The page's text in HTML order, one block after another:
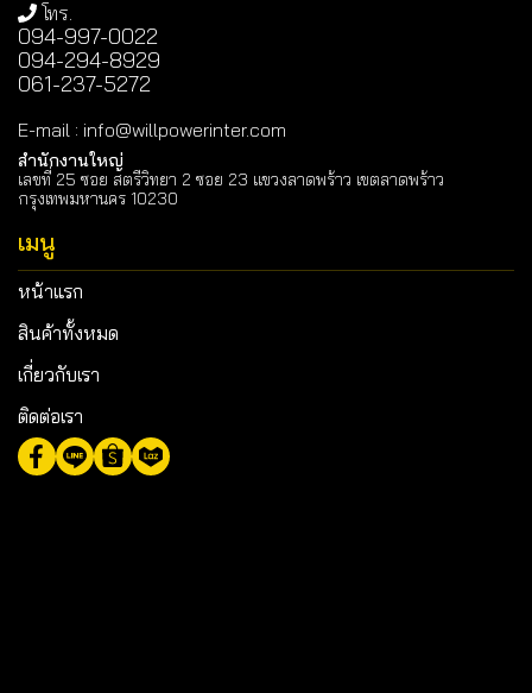
โทร.
094-997-0022
094-294-8929
061-237-5272
E-mail : info@willpowerinter.com
สำนักงานใหญ่
เลขที่ 25 ซอย สตรีวิทยา 2 ซอย 23 แขวงลาดพร้าว เขตลาดพร้าว
กรุงเทพมหานคร 10230
เมนู
หน้าแรก
สินค้าทั้งหมด
เกี่ยวกับเรา
ติดต่อเรา